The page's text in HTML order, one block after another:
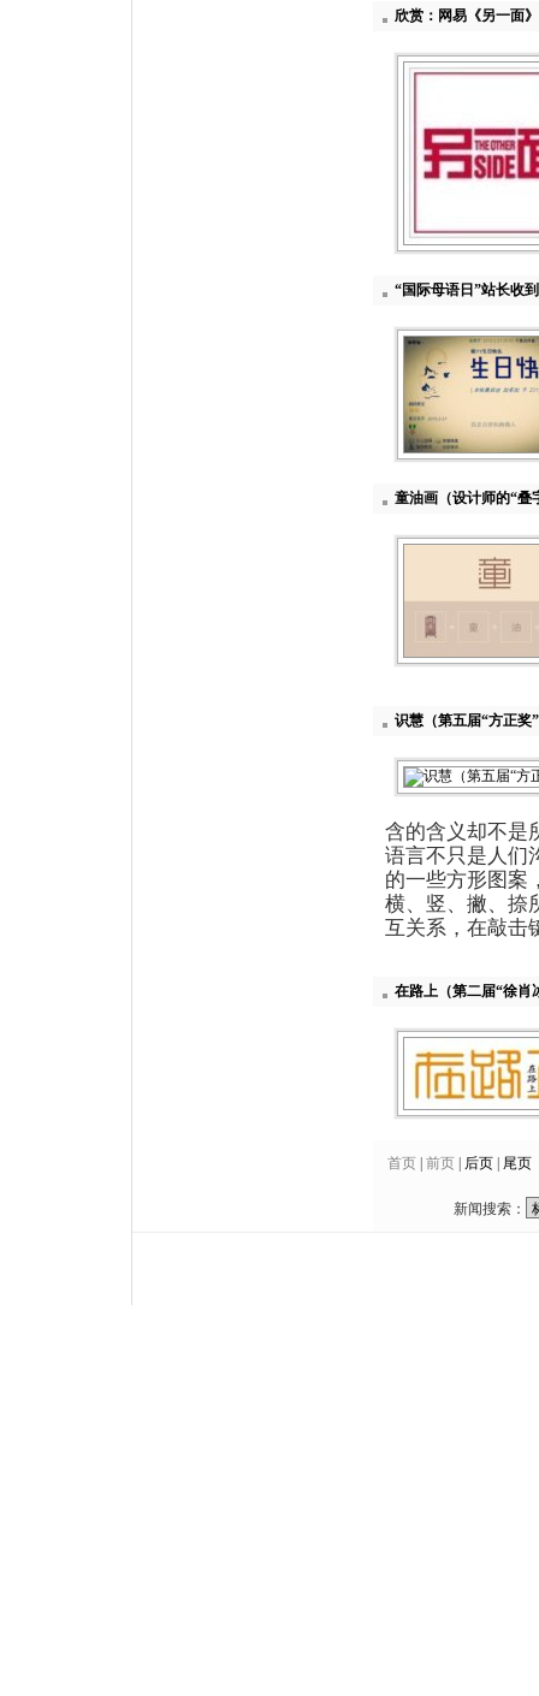
欣赏：网易《另一面
“国际母语日”站长收
童油画（设计师的“叠
识慧（第五届“方正奖
含的含义却不是
语言不只是人们
的一些方形图案
横、竖、撇、捺
互关系，在敲击
在路上（第二届“徐肖
首页| 前页| 后页| 尾页
新闻搜索：